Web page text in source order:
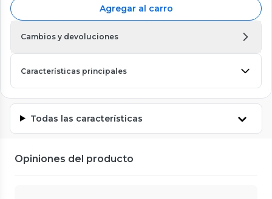
Agregar al carro
Cambios y devoluciones
Características principales
Todas las características
Opiniones del producto